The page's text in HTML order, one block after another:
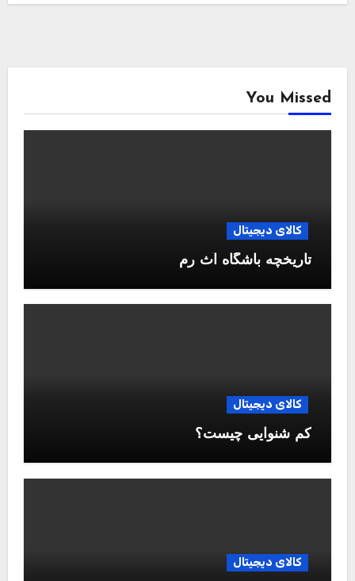
You Missed
کالای دیجیتال
تاریخچه باشگاه آث رم
کالای دیجیتال
کم شنوایی چیست؟
کالای دیجیتال